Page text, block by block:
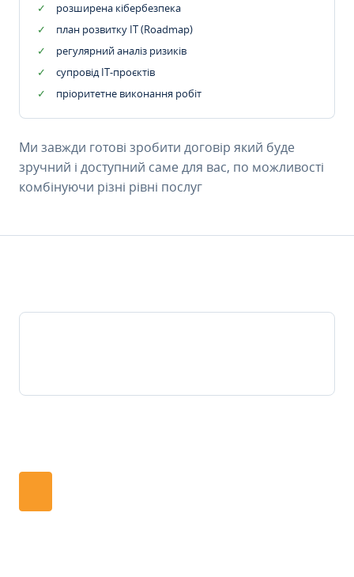
розширена кібербезпека
план розвитку IT (Roadmap)
регулярний аналіз ризиків
супровід ІТ-проєктів
пріоритетне виконання робіт
Ми завжди готові зробити договір який буде
зручний і доступний саме для вас, по можливості
комбінуючи різні рівні послуг